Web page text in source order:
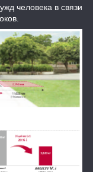
человека в связи